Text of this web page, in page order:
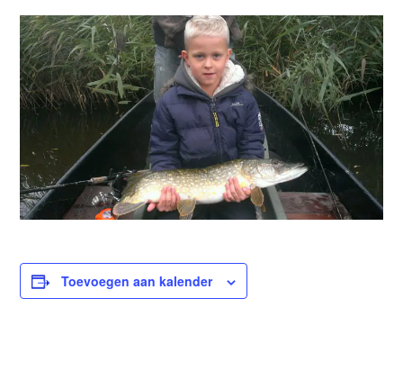
Toevoegen aan kalender